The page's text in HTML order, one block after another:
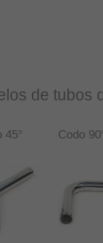
de tubos
45° Codo